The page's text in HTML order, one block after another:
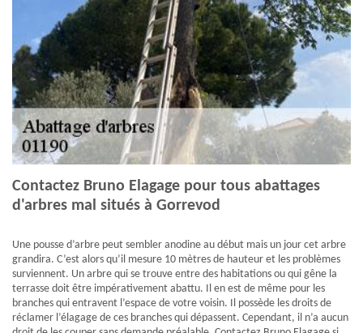
Contactez Bruno Elagage pour tous abattages
d'arbres mal situés à Gorrevod
Une pousse d’arbre peut sembler anodine au début mais un jour cet arbre
grandira. C’est alors qu’il mesure 10 mètres de hauteur et les problèmes
surviennent. Un arbre qui se trouve entre des habitations ou qui gêne la
terrasse doit être impérativement abattu. Il en est de même pour les
branches qui entravent l’espace de votre voisin. Il possède les droits de
réclamer l’élagage de ces branches qui dépassent. Cependant, il n’a aucun